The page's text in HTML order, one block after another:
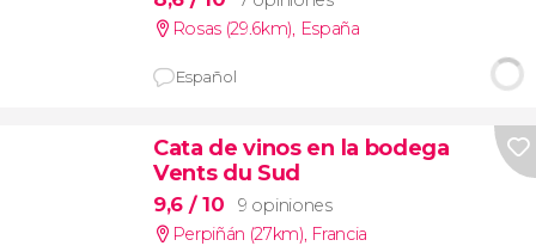
Rosas (29.6km), España
Español
Cata de vinos en la bodega
Vents du Sud
9,6 / 10
9 opiniones
Perpiñán (27km), Francia